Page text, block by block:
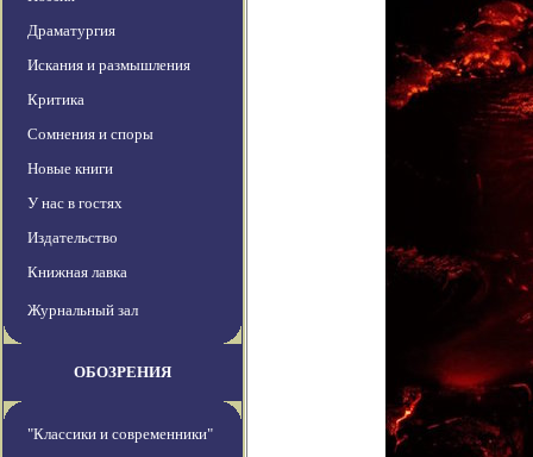
Драматургия
Искания и размышления
Критика
Сомнения и споры
Новые книги
У нас в гостях
Издательство
Книжная лавка
Журнальный зал
ОБОЗРЕНИЯ
"Классики и современники"